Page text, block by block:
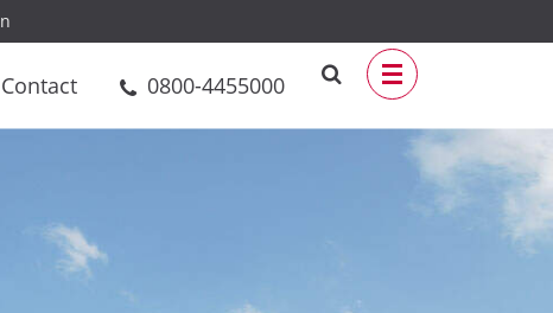
Contact 0800-4455000